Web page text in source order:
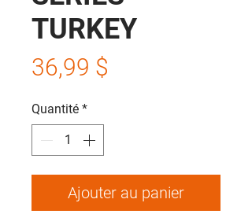
TURKEY
36,99 $
Quantité *
Ajouter au panier